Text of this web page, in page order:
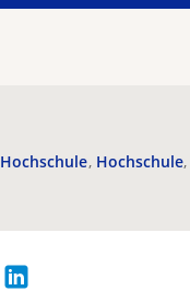
Hochschule Hochschule